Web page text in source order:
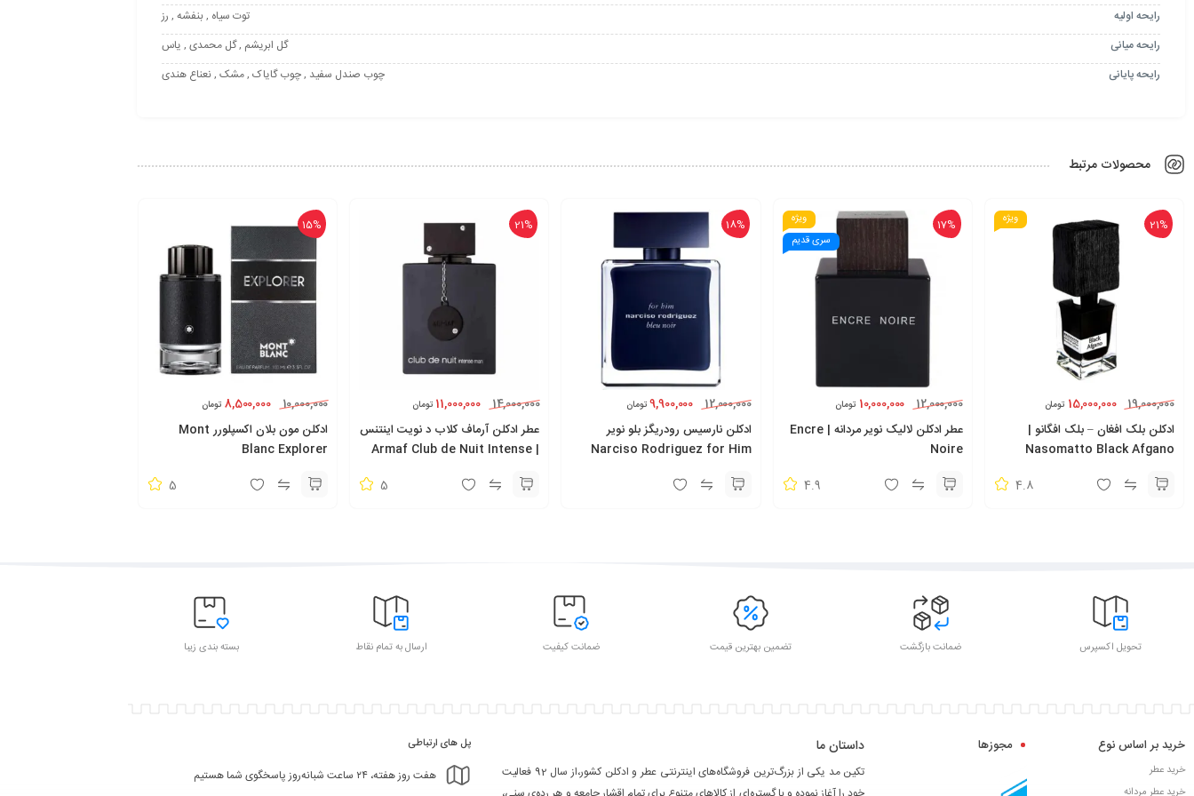
رایحه اولیه
توت سیاه , بنفشه , رز
رایحه میانی
گل ابریشم , گل محمدی , یاس
رایحه پایانی
چوب صندل سفید , چوب گایاک , مشک , نعناع هندی
محصولات مرتبط
ویژه 21%
19,000,000
15,000,000 تومان
ادکلن بلک افغان – بلک افگانو |
Nasomatto Black Afgano
4.8
ویژه
سری قدیم
17%
12,000,000
10,000,000 تومان
عطر ادکلن لالیک نویر مردانه | Encre
Noire
4.9
18%
12,000,000
9,900,000 تومان
ادکلن نارسیس رودریگز بلو نویر
Narciso Rodriguez for Him
21%
14,000,000
11,000,000 تومان
عطر ادکلن آرماف کلاب د نویت اینتنس
| Armaf Club de Nuit Intense
5
15%
10,000,000
8,500,000 تومان
ادکلن مون بلان اکسپلورر Mont
Blanc Explorer
5
تحویل اکسپرس ضمانت بازگشت تضمین بهترین قیمت ضمانت کیفیت ارسال به تمام نقاط بسته بندی زیبا
خرید بر اساس نوع
خرید عطر
خرید عطر مردانه
مجوزها داستان ما
تکین مد یکی از بزرگ‌ترین فروشگاه‌های اینترنتی عطر و ادکلن کشور،از سال 92 فعالیت
پل های ارتباطی
هفت روز هفته، ۲۴ ساعت شبانه‌روز پاسخگوی شما هستیم